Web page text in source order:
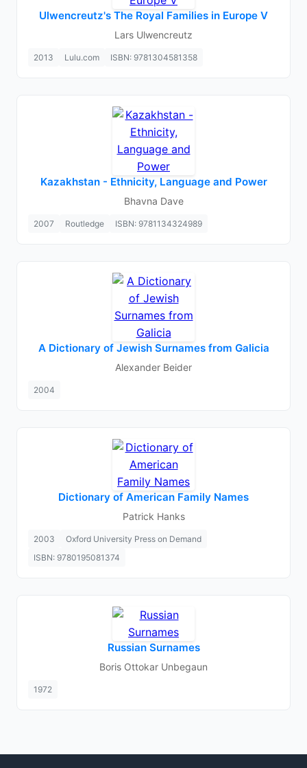
Ulwencreutz's The Royal Families in Europe V
Lars Ulwencreutz
2013 Lulu.com ISBN: 9781304581358
Kazakhstan - Ethnicity, Language and Power
Bhavna Dave
2007 Routledge ISBN: 9781134324989
A Dictionary of Jewish Surnames from Galicia
Alexander Beider
2004
Dictionary of American Family Names
Patrick Hanks
2003
Oxford University Press on Demand
ISBN: 9780195081374
Russian Surnames
Boris Ottokar Unbegaun
1972